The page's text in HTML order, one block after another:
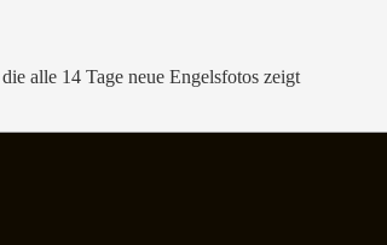
alle 14 Tage neue Engelsfotos zeigt